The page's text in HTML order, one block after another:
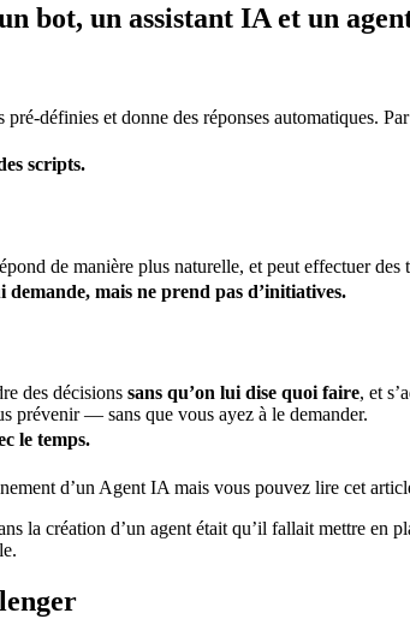
bot, un assistant IA et un
définies et donne des réponses automatiques.
scripts.
de manière plus naturelle, et peut effectuer
mais ne prend pas d’initiatives.
des décisions sans qu’on lui dise quoi faire, et
prévenir — sans que vous ayez à le demander.
le temps.
d’un Agent IA mais vous pouvez lire cet
la création d’un agent était qu’il fallait mettre